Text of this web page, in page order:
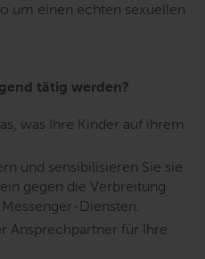
um einen echten sexuellen
tätig werden?
was Ihre Kinder auf ihrem
und sensibilisieren Sie sie
gegen die Verbreitung
Diensten.
Ansprechpartner für Ihre